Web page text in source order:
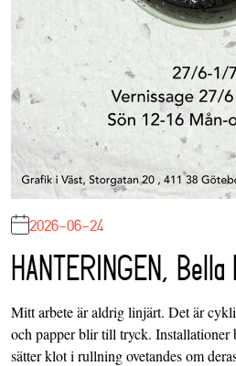
2026-06-24
HANTERINGEN, Bella
Mitt arbete är aldrig linjärt. Det är
och papper blir till tryck. Installationer
sätter klot i rullning ovetandes om